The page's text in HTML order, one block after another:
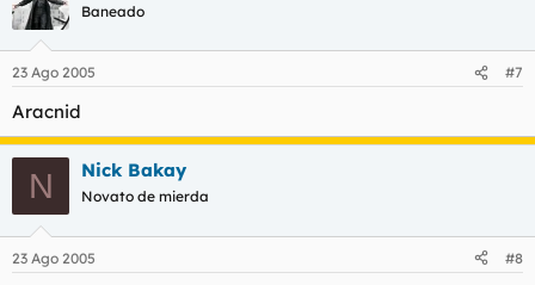
Baneado
23 Ago 2005 #7
Aracnid
N Nick Bakay
Novato de mierda
23 Ago 2005 #8